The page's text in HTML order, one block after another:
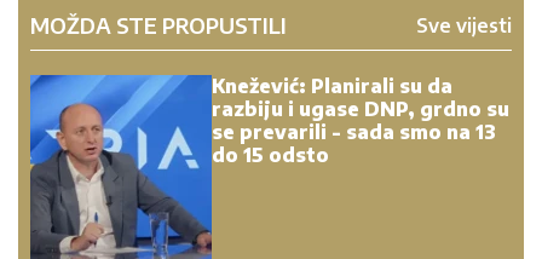
MOŽDA STE PROPUSTILI Sve vijesti
Knežević: Planirali su da
razbiju i ugase DNP, grdno su
se prevarili - sada smo na 13
do 15 odsto